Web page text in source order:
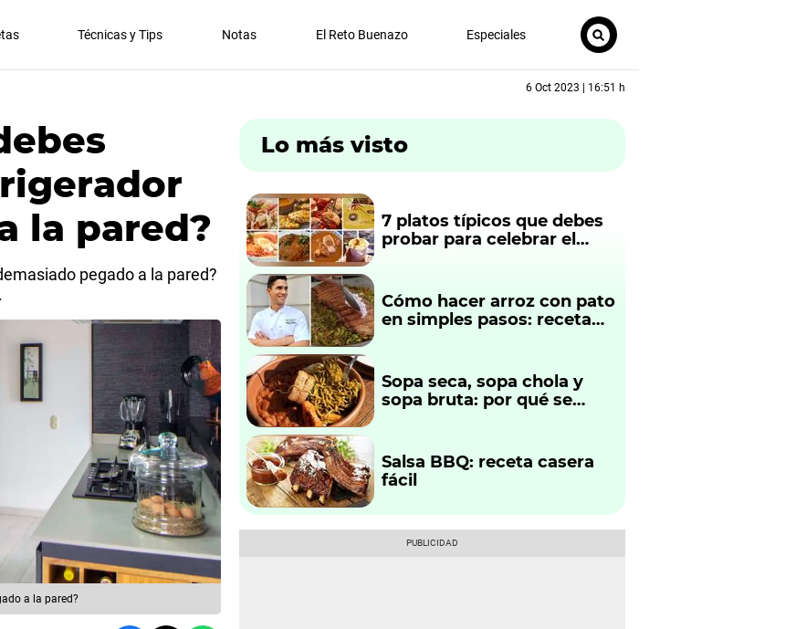
Técnicas y Tips Notas El Reto Buenazo Especiales
6 Oct 2023 | 16:51 h
la pared?
pegado a la pared?
a la pared?
Lo más visto
7 platos típicos que debes
probar para celebrar el
Cómo hacer arroz con pato
en simples pasos: receta
Sopa seca, sopa chola y
sopa bruta: por qué se
Salsa BBQ: receta casera
fácil